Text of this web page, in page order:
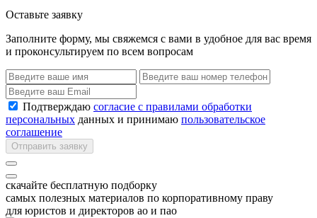
Оставьте заявку
Заполните форму, мы свяжемся с вами в удобное для вас время
и проконсультируем по всем вопросам
Подтверждаю согласие с правилами обработки
персональных данных и принимаю пользовательское
соглашение
Отправить заявку
скачайте бесплатную подборку
самых полезных материалов по корпоративному праву
для юристов и директоров ао и пао